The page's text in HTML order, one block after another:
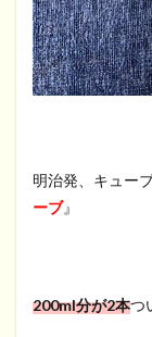
明治発、キュー
ーブ』
200ml分が2本つ